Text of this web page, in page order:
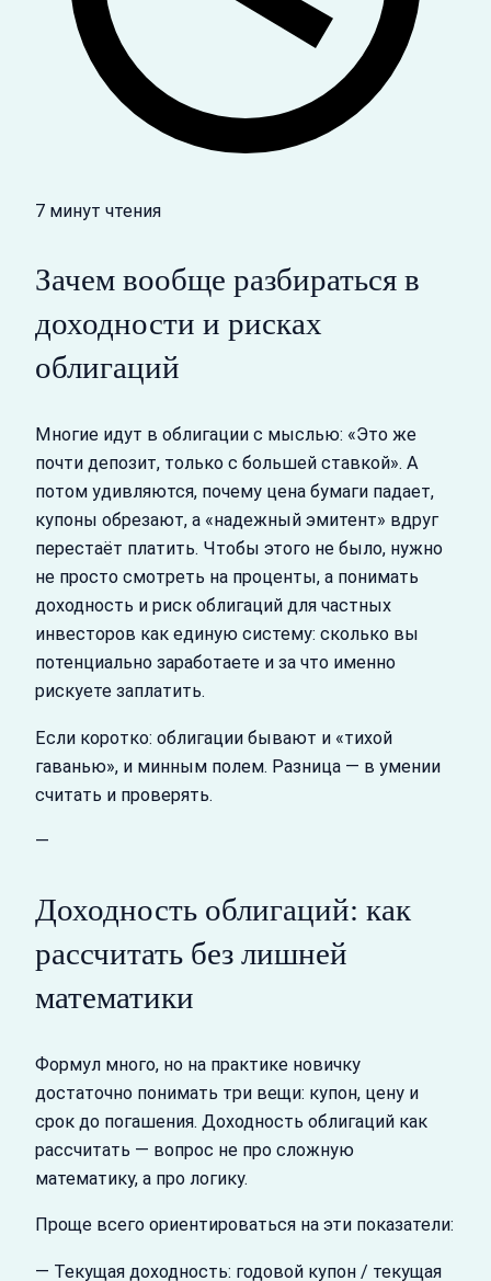
7 минут чтения
Зачем вообще разбираться в
доходности и рисках
облигаций
Многие идут в облигации с мыслью: «Это же
почти депозит, только с большей ставкой». А
потом удивляются, почему цена бумаги падает,
купоны обрезают, а «надежный эмитент» вдруг
перестаёт платить. Чтобы этого не было, нужно
не просто смотреть на проценты, а понимать
доходность и риск облигаций для частных
инвесторов как единую систему: сколько вы
потенциально заработаете и за что именно
рискуете заплатить.
Если коротко: облигации бывают и «тихой
гаванью», и минным полем. Разница — в умении
считать и проверять.
—
Доходность облигаций: как
рассчитать без лишней
математики
Формул много, но на практике новичку
достаточно понимать три вещи: купон, цену и
срок до погашения. Доходность облигаций как
рассчитать — вопрос не про сложную
математику, а про логику.
Проще всего ориентироваться на эти показатели:
— Текущая доходность: годовой купон / текущая